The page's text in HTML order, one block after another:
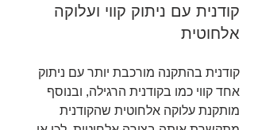
קודנית עם ניתוק קווי ועלוקה
אלחוטית
קודנית בהתקנה מורכבת יותר עם ניתוק
אחד קווי כמו בקודנית הרגילה, ובנוסף
מותקנת עלוקה אלחוטית שהקודנית